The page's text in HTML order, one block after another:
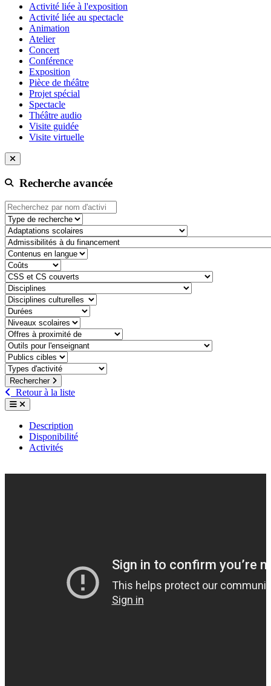
Activité liée à l'exposition
Activité liée au spectacle
Animation
Atelier
Concert
Conférence
Exposition
Pièce de théâtre
Projet spécial
Spectacle
Théâtre audio
Visite guidée
Visite virtuelle
Recherche avancée
Type de recherche
adaptation-scolaire
admissibilite-a-du-financement
contenu-en-langue
cout
css-et-cs-couvert
discipline
discipline-culturelle
duree
niveaux-scolaires
offre-a-proximite-de
outil-pour-lenseignant
public-cible
type-dactivite
Rechercher
Retour à la liste
Description
Disponibilité
Activités